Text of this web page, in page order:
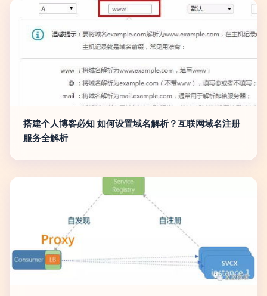
搭建个人博客必知 如何设置域名解析？互联网域名注册
服务全解析